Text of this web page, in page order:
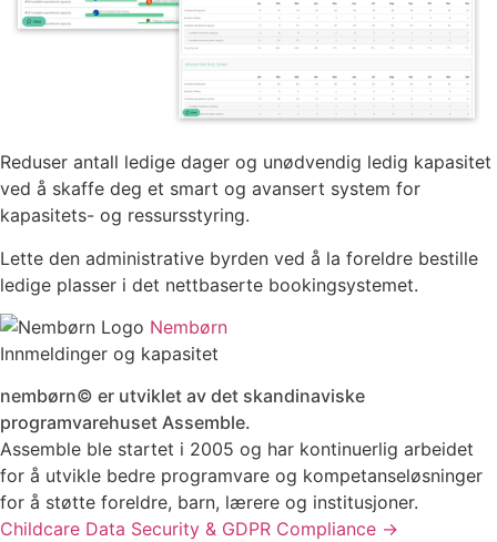
Reduser antall ledige dager og unødvendig ledig kapasitet
ved å skaffe deg et smart og avansert system for
kapasitets- og ressursstyring.
Lette den administrative byrden ved å la foreldre bestille
ledige plasser i det nettbaserte bookingsystemet.
Nembørn
Innmeldinger og kapasitet
nembørn© er utviklet av det skandinaviske
programvarehuset Assemble.
Assemble ble startet i 2005 og har kontinuerlig arbeidet
for å utvikle bedre programvare og kompetanseløsninger
for å støtte foreldre, barn, lærere og institusjoner.
Childcare Data Security & GDPR Compliance →